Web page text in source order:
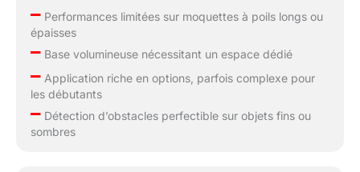
–Performances limitées sur moquettes à poils longs ou
épaisses
–Base volumineuse nécessitant un espace dédié
–Application riche en options, parfois complexe pour
les débutants
–Détection d’obstacles perfectible sur objets fins ou
sombres